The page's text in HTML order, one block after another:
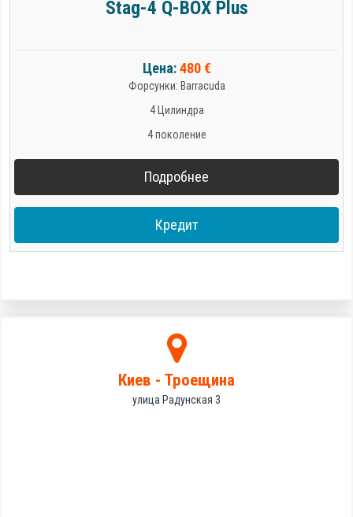
Stag-4 Q-BOX Plus
Цена:480 €
Форсунки: Barracuda
4 Цилиндра
4 поколение
Подробнее
Кредит
Киев - Троещина
улица Радунская 3